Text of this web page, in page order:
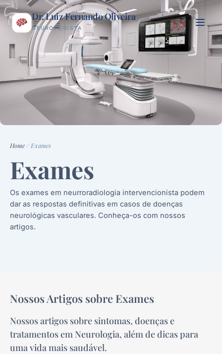
Ir
para
conteúdo
Dr. Luiz Fernando Oliveira
NEUROLOGISTA
Home/Exames
Exames
Os exames em neurroradiologia intervencionista podem
dar as respostas definitivas em casos de doenças
neurológicas vasculares. Conheça-os com nossos
artigos.
Nossos Artigos sobre Exames
Nossos artigos sobre sintomas, doenças e
tratamentos em Neurologia, além de dicas para
uma vida mais saudável.